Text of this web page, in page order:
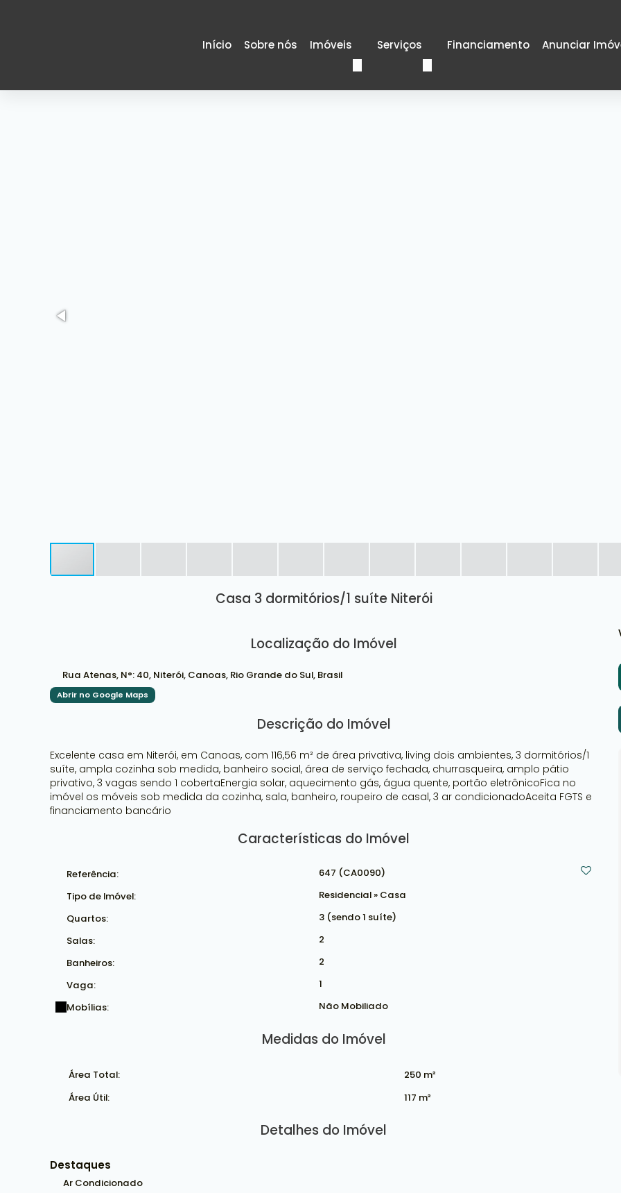
Anunciar
Financiamento
Serviços
Imóveis
Sobre nós
Início
Casa 3 dormitórios/1 suíte Niterói
Localização do Imóvel
Rua Atenas, N°: 40, Niterói, Canoas, Rio Grande do Sul, Brasil
Abrir no Google Maps
Descrição do Imóvel
Excelente casa em Niterói, em Canoas, com 116,56 m² de área privativa, living dois ambientes, 3 dormitórios/1
suíte, ampla cozinha sob medida, banheiro social, área de serviço fechada, churrasqueira, amplo pátio
privativo, 3 vagas sendo 1 cobertaEnergia solar, aquecimento gás, água quente, portão eletrônicoFica no
imóvel os móveis sob medida da cozinha, sala, banheiro, roupeiro de casal, 3 ar condicionadoAceita FGTS e
financiamento bancário
Características do Imóvel
Referência: 647 (CA0090)
Tipo de Imóvel:
Residencial» Casa
Quartos:
3 (sendo 1 suíte)
Salas:
2
Banheiros:
2
Vaga:
1
Mobílias:
Não Mobiliado
Medidas do Imóvel
Área Total:
250 m²
Área Útil:
117 m²
Detalhes do Imóvel
Destaques
Ar Condicionado